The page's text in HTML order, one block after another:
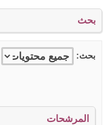
بحث
بحث:
المرشحات